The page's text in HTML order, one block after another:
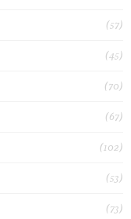
(57)
(45)
(70)
(67)
(102)
(53)
(73)